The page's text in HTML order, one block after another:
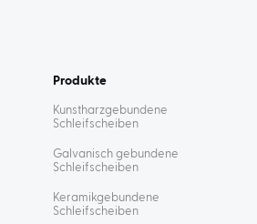
Produkte
Kunstharzgebundene
Schleifscheiben
Galvanisch gebundene
Schleifscheiben
Keramikgebundene
Schleifscheiben